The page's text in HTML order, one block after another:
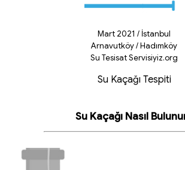
Mart 2021 / İstanbul
Arnavutköy / Hadımköy
Su Tesisat Servisiyiz.org
Su Kaçağı Tespiti
Su Kaçağı Nasıl